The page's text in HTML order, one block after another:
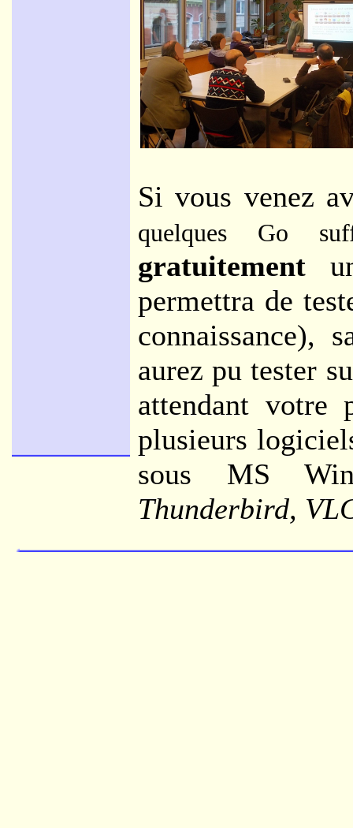
Si vous venez
quelques Go
gratuitement
permettra de
connaissance),
aurez pu tester
attendant votre
plusieurs
sous MS
Thunderbird,